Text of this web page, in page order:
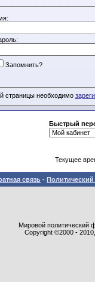
Запомнить?
страницы необходимо
Быстрый
Текущее
связь -
Мировой политический
Copyright ©2000 -